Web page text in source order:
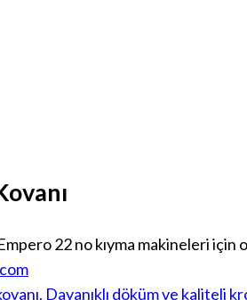
22 no kıyma makineleri için